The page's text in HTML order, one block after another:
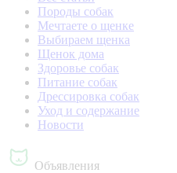
Породы собак
Мечтаете о щенке
Выбираем щенка
Щенок дома
Здоровье собак
Питание собак
Дрессировка собак
Уход и содержание
Новости
Объявления